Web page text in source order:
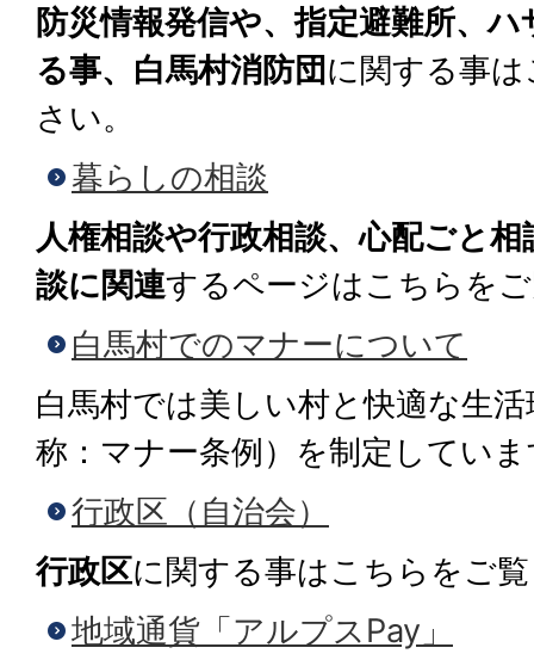
防災情報発信や、指定避難所、
る事、白馬村消防団 に関する事
さい。
暮らしの相談
人権相談や行政相談、心配ごと
談に関連するページはこちらを
白馬村でのマナーについて
白馬村では美しい村と快適な生
称：マナー条例）を制定してい
行政区（自治会）
行政区に関する事はこちらをご
地域通貨「アルプスPay」